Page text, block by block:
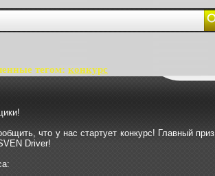
тегом: конкурс
что у нас стартует конкурс! Главный приз
Driver!